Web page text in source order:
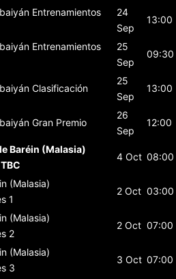
Entrenamientos
24
Sep
13:00
Entrenamientos
25
Sep
09:30
Clasificación
25
Sep
13:00
Gran Premio
26
Sep
12:00
Baréin (Malasia)
TBC
4 Oct 08:00
(Malasia)
1
2 Oct 03:00
(Malasia)
2
2 Oct 07:00
(Malasia)
3
3 Oct 07:00